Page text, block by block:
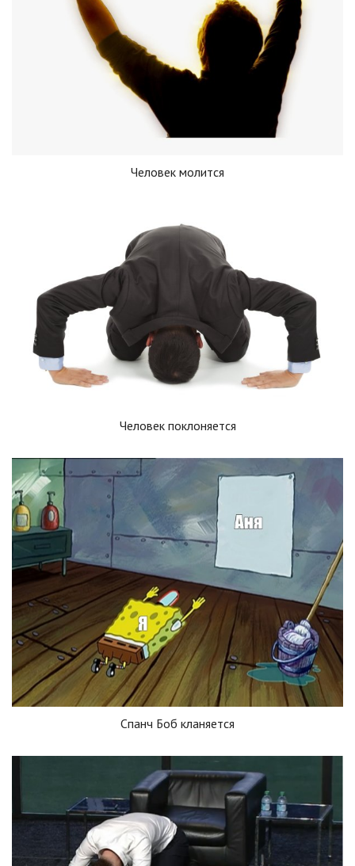
Человек молится
Человек поклоняется
Спанч Боб кланяется